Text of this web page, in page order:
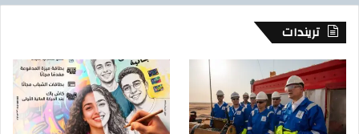
تريندات